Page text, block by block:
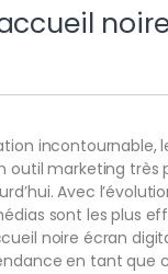
incontournable,
outil marketing très
Avec
sont les plus
noire écran
en tant que